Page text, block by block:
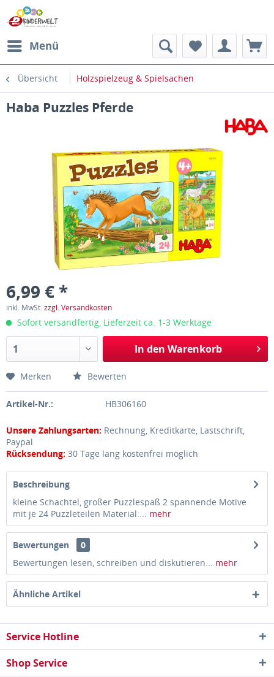
Menü
Übersicht Holzspielzeug & Spielsachen
Haba Puzzles Pferde
6,99 € *
inkl. MwSt.zzgl. Versandkosten
Sofort versandfertig, Lieferzeit ca. 1-3 Werktage
In den Warenkorb
Merken Bewerten
Artikel-Nr.: HB306160
Unsere Zahlungsarten: Rechnung, Kreditkarte, Lastschrift,
Paypal
Rücksendung: 30 Tage lang kostenfrei möglich
Beschreibung
kleine Schachtel, großer Puzzlespaß 2 spannende Motive
mit je 24 Puzzleteilen Material:... mehr
Bewertungen
0
Bewertungen lesen, schreiben und diskutieren... mehr
Ähnliche Artikel
Service Hotline
Shop Service